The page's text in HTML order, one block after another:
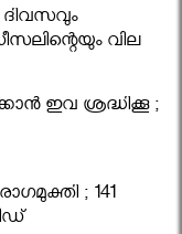
ദിവസവും
വില
ഇവ ശ്രദ്ധിക്കൂ ;
; 141